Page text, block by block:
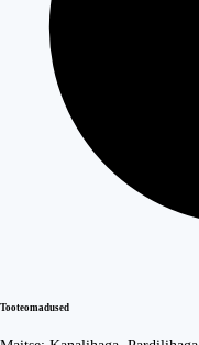
Tooteomadused